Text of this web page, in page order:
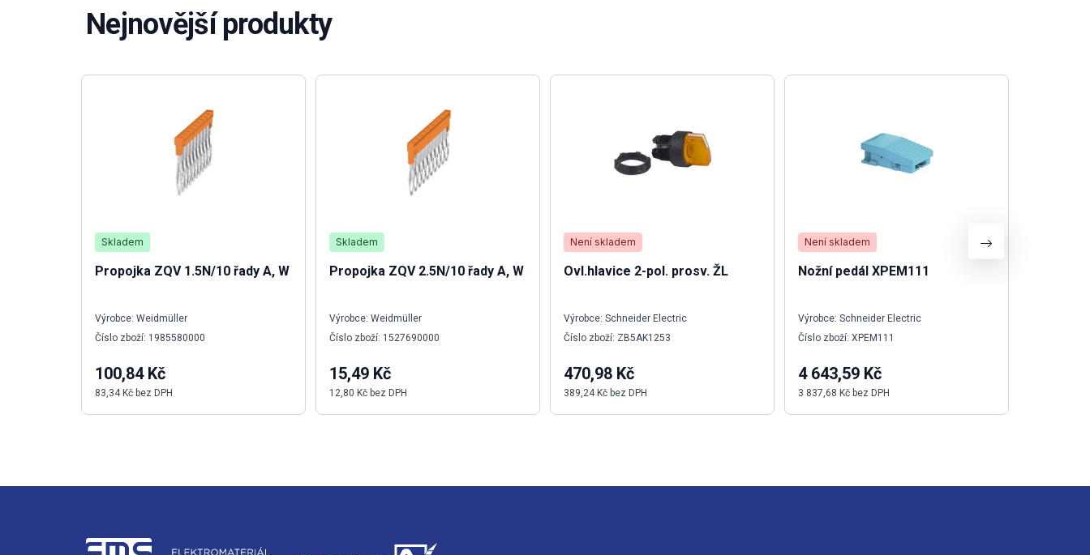
Nejnovější produkty
Skladem
Propojka ZQV 1.5N/10 řady A, W
Výrobce: Weidmüller
Číslo zboží: 1985580000
100,84 Kč
83,34 Kč bez DPH
Skladem
Propojka ZQV 2.5N/10 řady A, W
Výrobce: Weidmüller
Číslo zboží: 1527690000
15,49 Kč
12,80 Kč bez DPH
Není skladem
Ovl.hlavice 2-pol. prosv. ŽL
Výrobce: Schneider Electric
Číslo zboží: ZB5AK1253
470,98 Kč
389,24 Kč bez DPH
Není skladem
Nožní pedál XPEM111
Výrobce: Schneider Electric
Číslo zboží: XPEM111
4 643,59 Kč
3 837,68 Kč bez DPH